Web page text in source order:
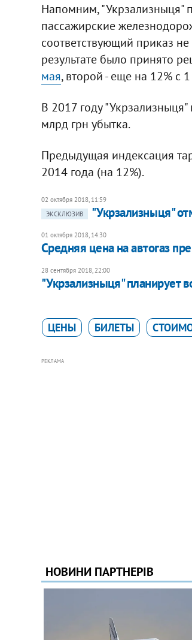
Напомним, "Укрзализныця"
пассажирские
соответствующий приказ
результате было принято
мая, второй - еще на 12% с
В 2017 году
млрд грн убытка.
Предыдущая индексация
2014 года (на 12%).
02 октября 2018, 11:59
ЭКСКЛЮЗИВ
"Укрзализныця"
01 октября 2018, 14:30
Средняя цена на автогаз
28 сентября 2018, 22:00
"Укрзализныця" планирует
ЦЕНЫ БИЛЕТЫ
РЕКЛАМА